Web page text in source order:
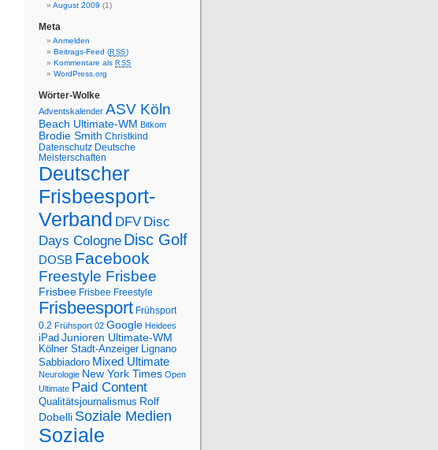
August 2009 (1)
Meta
Anmelden
Beitrags-Feed (RSS)
Kommentare als RSS
WordPress.org
Wörter-Wolke
Adventskalender ASV Köln
Beach Ultimate-WM Bitkom
Brodie Smith Christkind
Datenschutz Deutsche
Meisterschaften
Deutscher
Frisbeesport-
Verband DFV Disc
Days Cologne Disc Golf
DOSB Facebook
Freestyle Frisbee
Frisbee Frisbee Freestyle
Frisbeesport Frühsport
0.2 Frühsport 02 Google Heidees
iPad Junioren Ultimate-WM
Kölner Stadt-Anzeiger Lignano
Sabbiadoro Mixed Ultimate
Neurologie New York Times Open
Ultimate Paid Content
Qualitätsjournalismus Rolf
Dobelli Soziale Medien
Soziale